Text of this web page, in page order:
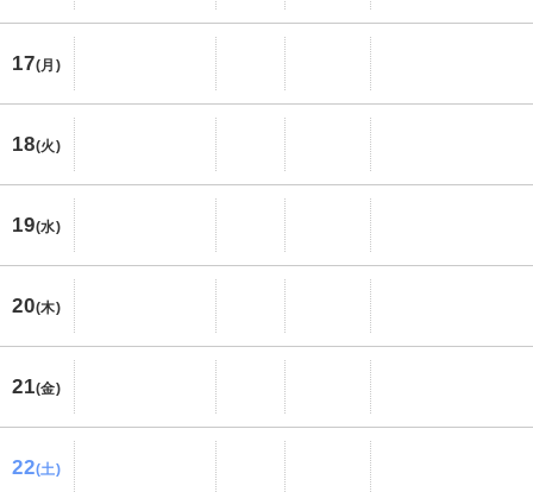
17(月)
18(火)
19(水)
20(木)
21(金)
22(土)